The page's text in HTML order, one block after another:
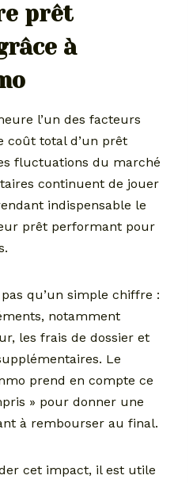
prêt
à
l’un des facteurs
coût total d’un prêt
fluctuations du marché
continuent de jouer
indispensable le
prêt performant pour
qu’un simple chiffre :
notamment
les frais de dossier et
Le
prend en compte ce
» pour donner une
à rembourser au final.
cet impact, il est utile